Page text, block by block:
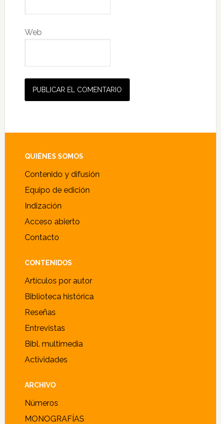
Web
Footer
QUIÉNES SOMOS
Contenido y difusión
Equipo de edición
Indización
Acceso abierto
Contacto
CONTENIDOS
Artículos por autor
Biblioteca histórica
Reseñas
Entrevistas
Bibl. multimedia
Actividades
ARCHIVO
Números
MONOGRAFÍAS